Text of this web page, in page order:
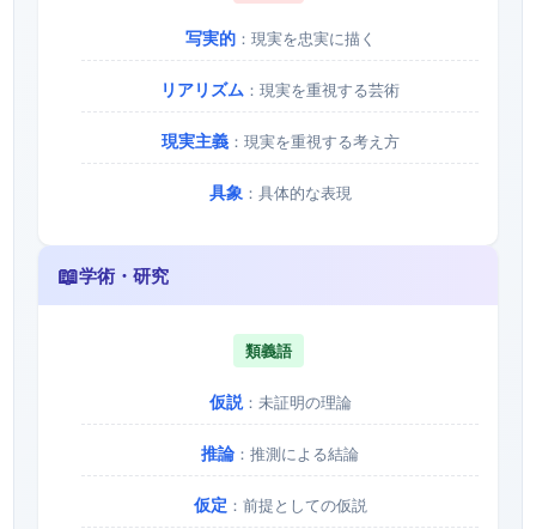
写実的：現実を忠実に描く
リアリズム ：現実を重視する芸術
現実主義：現実を重視する考え方
具象：具体的な表現
📖学術・研究
類義語
仮説：未証明の理論
推論 ：推測による結論
仮定 ：前提としての仮説